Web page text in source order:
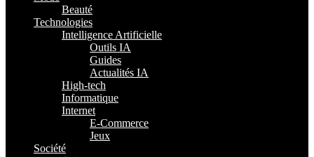
Beauté
Technologies
Intelligence Artificielle
Outils IA
Guides
Actualités IA
High-tech
Informatique
Internet
E-Commerce
Jeux
Société